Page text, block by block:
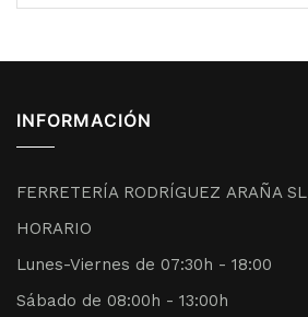
INFORMACIÓN
FERRETERÍA RODRÍGUEZ ARAÑA SL
HORARIO
Lunes-Viernes de 07:30h - 18:00
Sábado de 08:00h - 13:00h